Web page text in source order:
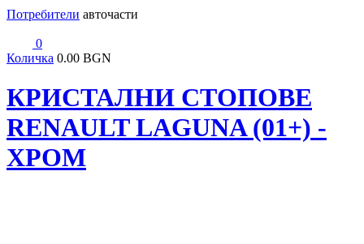
Потребители авточасти
0
Количка 0.00 BGN
КРИСТАЛНИ СТОПОВЕ
RENAULT LAGUNA (01+) -
ХРОМ